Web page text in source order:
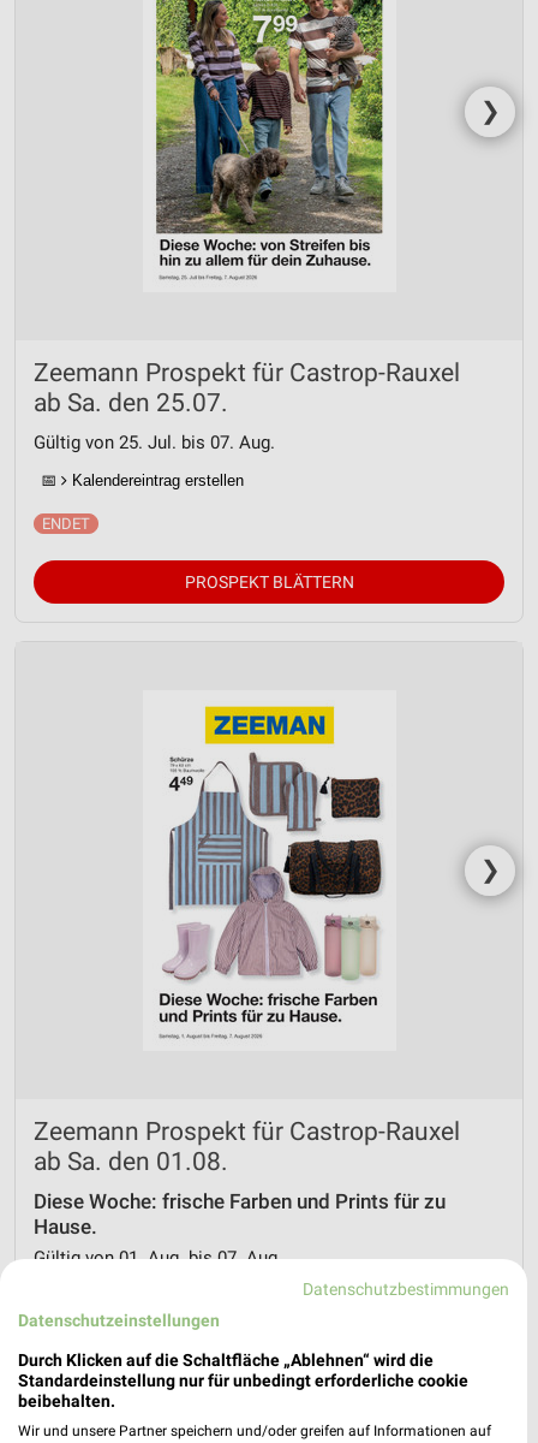
❯
Zeemann Prospekt für Castrop-Rauxel
ab Sa. den 25.07.
Gültig von 25. Jul. bis 07. Aug.
📅 Kalendereintrag erstellen
PROSPEKT BLÄTTERN
❯
Zeemann Prospekt für Castrop-Rauxel
ab Sa. den 01.08.
Diese Woche: frische Farben und Prints für zu
Hause.
Gültig von 01. Aug. bis 07. Aug.
Datenschutzbestimmungen
Datenschutzeinstellungen
Durch Klicken auf die Schaltfläche „Ablehnen“ wird die
Standardeinstellung nur für unbedingt erforderliche cookie
beibehalten.
Wir und unsere Partner speichern und/oder greifen auf Informationen auf